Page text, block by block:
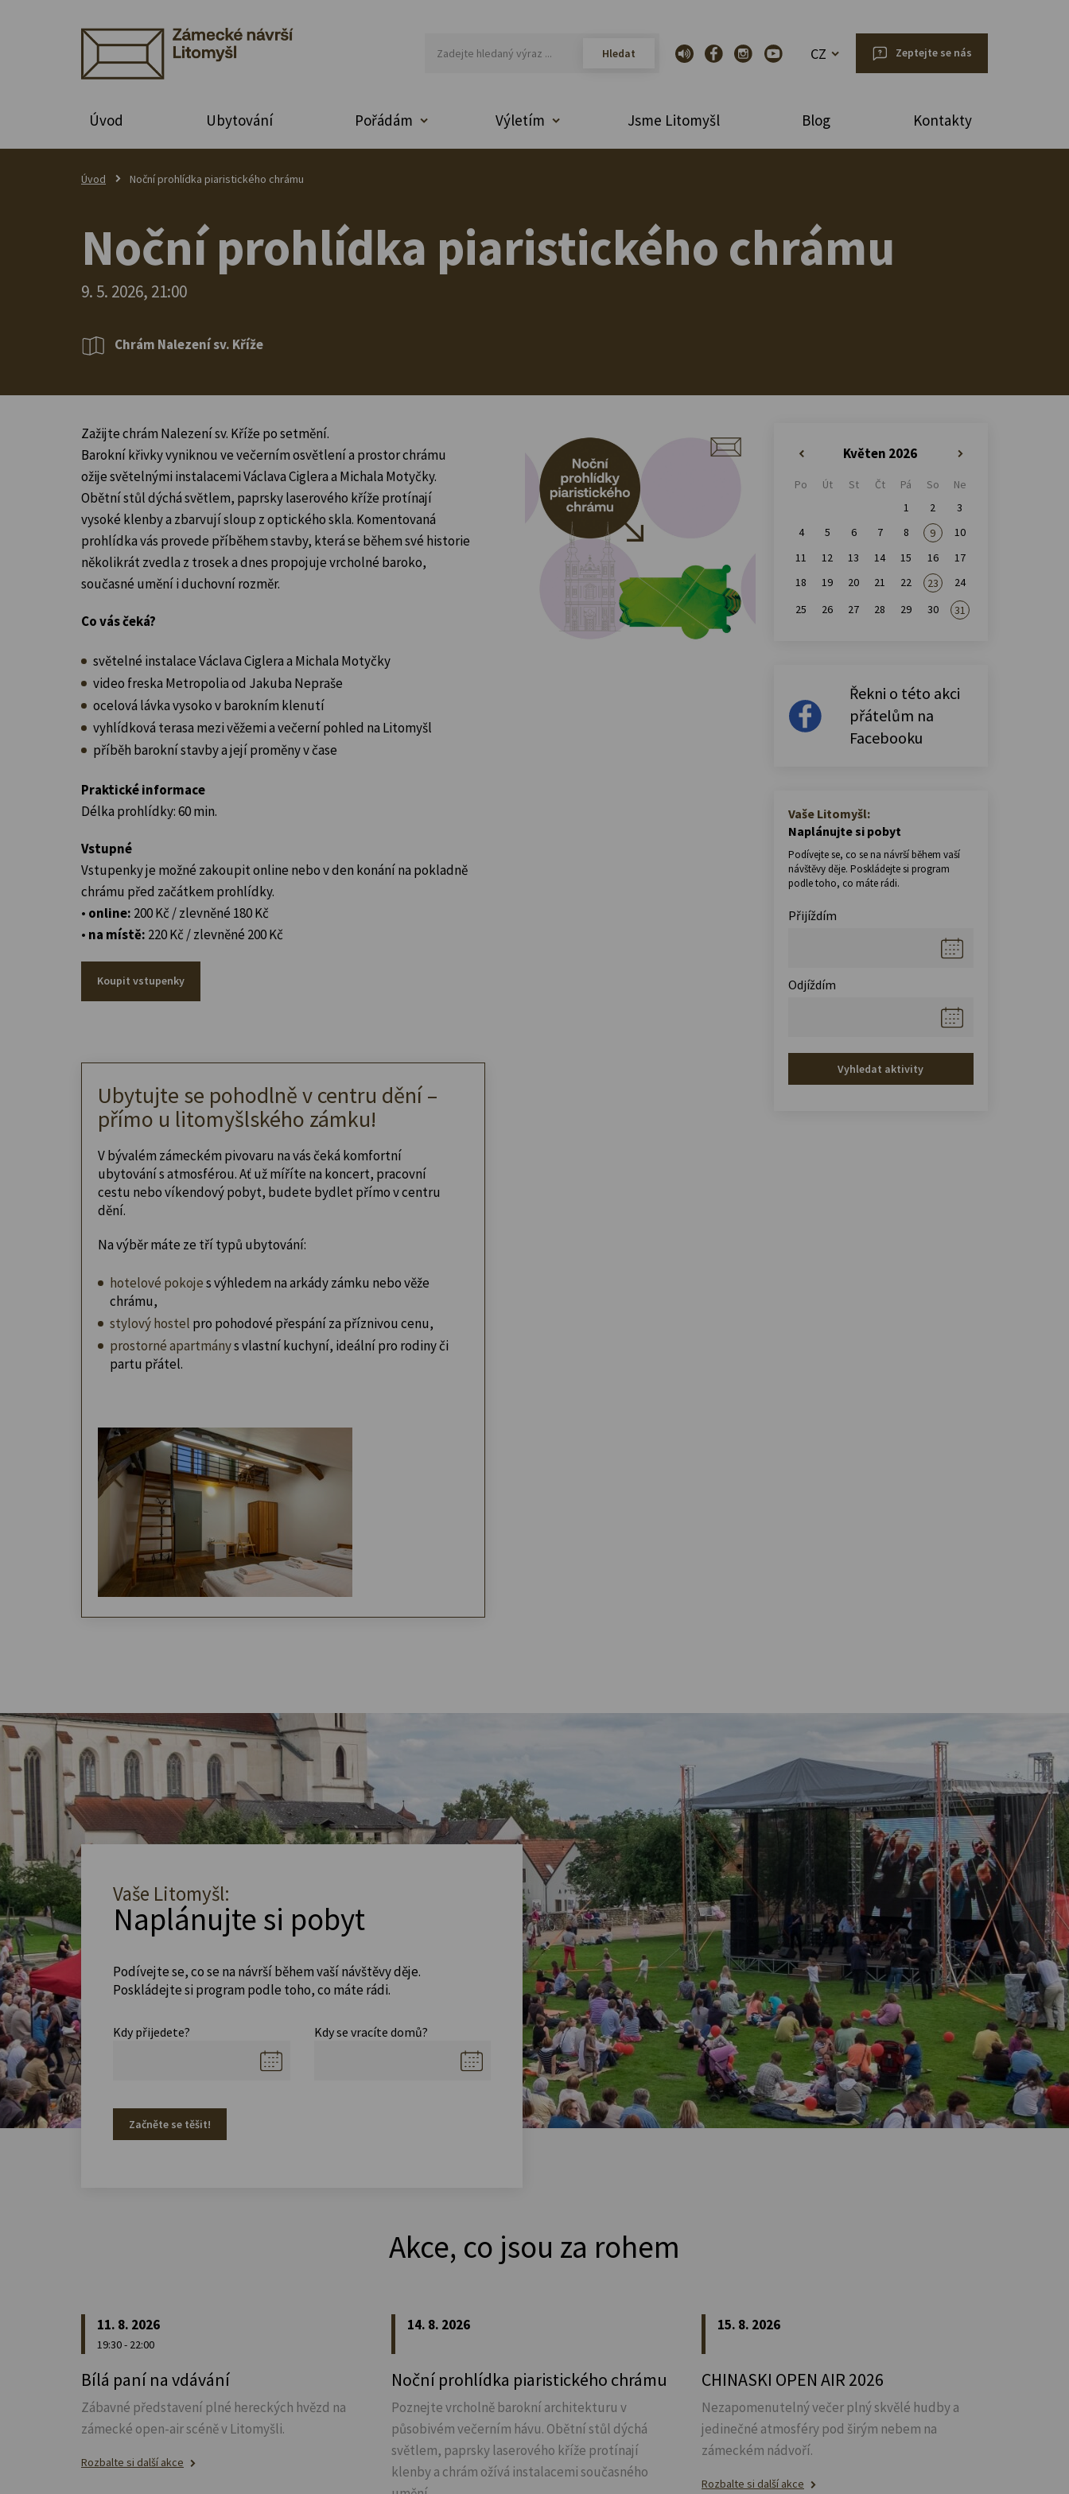
CZ Zeptejte se nás
Úvod Ubytování Pořádám Výletím Jsme Litomyšl Blog Kontakty
Úvod Noční prohlídka piaristického chrámu
Noční prohlídka piaristického chrámu
9. 5. 2026, 21:00
Chrám Nalezení sv. Kříže
Zažijte chrám Nalezení sv. Kříže po setmění.
Barokní křivky vyniknou ve večerním osvětlení a prostor chrámu
ožije světelnými instalacemi Václava Ciglera a Michala Motyčky.
Obětní stůl dýchá světlem, paprsky laserového kříže protínají
vysoké klenby a zbarvují sloup z optického skla. Komentovaná
prohlídka vás provede příběhem stavby, která se během své historie
několikrát zvedla z trosek a dnes propojuje vrcholné baroko,
současné umění i duchovní rozměr.
Co vás čeká?
světelné instalace Václava Ciglera a Michala Motyčky
video freska Metropolia od Jakuba Nepraše
ocelová lávka vysoko v barokním klenutí
vyhlídková terasa mezi věžemi a večerní pohled na Litomyšl
příběh barokní stavby a její proměny v čase
Praktické informace
Délka prohlídky: 60 min.
Vstupné
Vstupenky je možné zakoupit online nebo v den konání na pokladně
chrámu před začátkem prohlídky.
• online: 200 Kč / zlevněné 180 Kč
• na místě: 220 Kč / zlevněné 200 Kč
Koupit vstupenky
Ubytujte se pohodlně v centru dění –
přímo u litomyšlského zámku!
V bývalém zámeckém pivovaru na vás čeká komfortní
ubytování s atmosférou. Ať už míříte na koncert, pracovní
cestu nebo víkendový pobyt, budete bydlet přímo v centru
dění.
Na výběr máte ze tří typů ubytování:
hotelové pokojes výhledem na arkády zámku nebo věže
chrámu,
stylový hostel pro pohodové přespání za příznivou cenu,
prostorné apartmánys vlastní kuchyní, ideální pro rodiny či
partu přátel.
Květen 2026
Po Út St Čt Pá So
Ne
1
2
3
4
5 6 7 8 9
10
11
12 13 14 15 16
17
18
19 20 21 22 23
24
25
26 27 28 29 30 31
Řekni o této akci
přátelům na
Facebooku
Vaše Litomyšl:
Naplánujte si pobyt
Podívejte se, co se na návrší během vaší
návštěvy děje. Poskládejte si program
podle toho, co máte rádi.
Přijíždím
Odjíždím
Vyhledat aktivity
Vaše Litomyšl:
Naplánujte si pobyt
Podívejte se, co se na návrší během vaší návštěvy děje.
Poskládejte si program podle toho, co máte rádi.
Kdy přijedete? Kdy se vracíte domů?
Začněte se těšit!
Akce, co jsou za rohem
11. 8. 2026
19:30 - 22:00
Bílá paní na vdávání
Zábavné představení plné hereckých hvězd na
zámecké open-air scéně v Litomyšli.
Rozbalte si další akce
14. 8. 2026
Noční prohlídka piaristického chrámu
Poznejte vrcholně barokní architekturu v
působivém večerním hávu. Obětní stůl dýchá
světlem, paprsky laserového kříže protínají
klenby a chrám ožívá instalacemi současného
15. 8. 2026
CHINASKI OPEN AIR 2026
Nezapomenutelný večer plný skvělé hudby a
jedinečné atmosféry pod širým nebem na
zámeckém nádvoří.
Rozbalte si další akce